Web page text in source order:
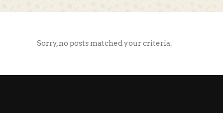
Sorry, no posts matched your criteria.